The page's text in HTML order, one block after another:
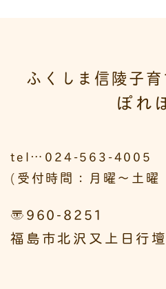
ふくしま信陵子
ぽれ
tel…024-563-4005
(受付時間：月曜～土
〒960-8251
福島市北沢又上日行